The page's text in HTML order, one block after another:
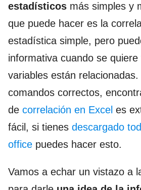
estadísticos más simples y
que puede hacer es la
estadística simple, pero
informativa cuando se
variables están
comandos correctos,
de correlación en Excel es
fácil, si tienes descargado
office puedes hacer esto.
Vamos a echar un vistazo a